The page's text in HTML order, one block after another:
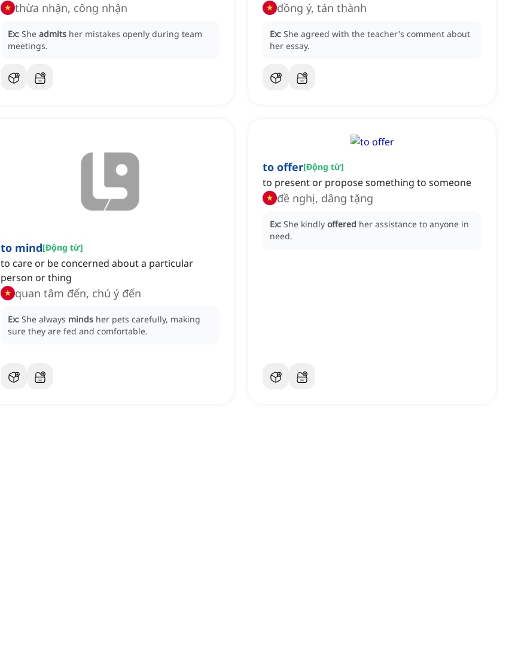
thừa nhận, công nhận
Ex: She admits her mistakes openly during team
meetings.
đồng ý, tán thành
Ex: She agreed with the teacher's comment about
her essay.
to mind[Động từ]
to care or be concerned about a particular
person or thing
quan tâm đến, chú ý đến
Ex: She always minds her pets carefully, making
sure they are fed and comfortable.
to offer[Động từ]
to present or propose something to someone
đề nghị, dâng tặng
Ex: She kindly offered her assistance to anyone in
need.